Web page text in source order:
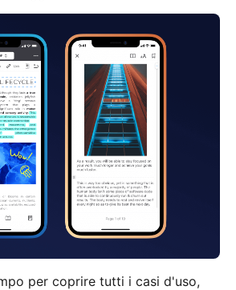
per coprire tutti i casi d'uso,